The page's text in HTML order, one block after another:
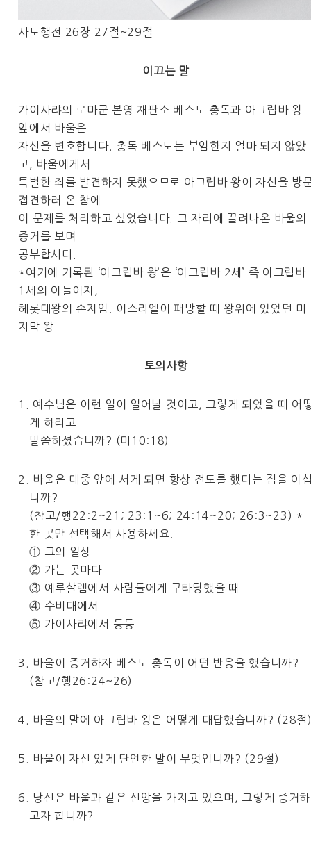
사도행전 26장 27절~29절
이끄는 말
가이사랴의 로마군 본영 재판소 베스도 총독과 아그립바 왕
앞에서 바울은
자신을 변호합니다. 총독 베스도는 부임한지 얼마 되지 않았
고, 바울에게서
특별한 죄를 발견하지 못했으므로 아그립바 왕이 자신을 방
접견하러 온 참에
이 문제를 처리하고 싶었습니다. 그 자리에 끌려나온 바울의
증거를 보며
공부합시다.
*여기에 기록된 ‘아그립바 왕’은 ‘아그립바 2세’ 즉 아그립바
1세의 아들이자,
헤롯대왕의 손자임. 이스라엘이 패망할 때 왕위에 있었던 마
지막 왕
토의사항
1. 예수님은 이런 일이 일어날 것이고, 그렇게 되었을 때 어
게 하라고
말씀하셨습니까? (마10:18)
2. 바울은 대중 앞에 서게 되면 항상 전도를 했다는 점을 아
니까?
(참고/행22:2~21; 23:1~6; 24:14~20; 26:3~23) *
한 곳만 선택해서 사용하세요.
① 그의 일상
② 가는 곳마다
③ 예루살렘에서 사람들에게 구타당했을 때
④ 수비대에서
⑤ 가이사랴에서 등등
3. 바울이 증거하자 베스도 총독이 어떤 반응을 했습니까?
(참고/행26:24~26)
4. 바울의 말에 아그립바 왕은 어떻게 대답했습니까? (28절
5. 바울이 자신 있게 단언한 말이 무엇입니까? (29절)
6. 당신은 바울과 같은 신앙을 가지고 있으며, 그렇게 증거하
고자 합니까?